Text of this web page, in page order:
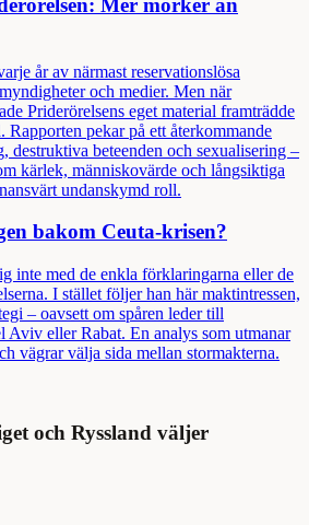
Mer mörker än
år av närmast reservationslösa
och medier. Men när
Priderörelsens eget material framträdde
pekar på ett återkommande
destruktiva beteenden och sexualisering –
kärlek, människovärde och långsiktiga
undanskymd roll.
bakom Ceuta-krisen?
inte med de enkla förklaringarna eller de
I stället följer han här maktintressen,
– oavsett om spåren leder till
Aviv eller Rabat. En analys som utmanar
vägrar välja sida mellan stormakterna.
och Ryssland väljer